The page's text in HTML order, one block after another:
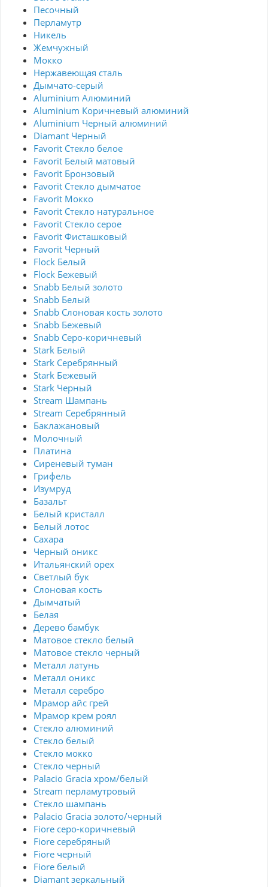
Песочный
Перламутр
Никель
Жемчужный
Мокко
Нержавеющая сталь
Дымчато-серый
Aluminium Алюминий
Aluminium Коричневый алюминий
Aluminium Черный алюминий
Diamant Черный
Favorit Стекло белое
Favorit Белый матовый
Favorit Бронзовый
Favorit Стекло дымчатое
Favorit Мокко
Favorit Стекло натуральное
Favorit Стекло серое
Favorit Фисташковый
Favorit Черный
Flock Белый
Flock Бежевый
Snabb Белый золото
Snabb Белый
Snabb Слоновая кость золото
Snabb Бежевый
Snabb Серо-коричневый
Stark Белый
Stark Серебрянный
Stark Бежевый
Stark Черный
Stream Шампань
Stream Серебрянный
Баклажановый
Молочный
Платина
Сиреневый туман
Грифель
Изумруд
Базальт
Белый кристалл
Белый лотос
Сахара
Черный оникс
Итальянский орех
Светлый бук
Слоновая кость
Дымчатый
Белая
Дерево бамбук
Матовое стекло белый
Матовое стекло черный
Металл латунь
Металл оникс
Металл серебро
Мрамор айс грей
Мрамор крем роял
Стекло алюминий
Стекло белый
Стекло мокко
Стекло черный
Palacio Gracia хром/белый
Stream перламутровый
Стекло шампань
Palacio Gracia золото/черный
Fiore серо-коричневый
Fiore серебряный
Fiore черный
Fiore белый
Diamant зеркальный